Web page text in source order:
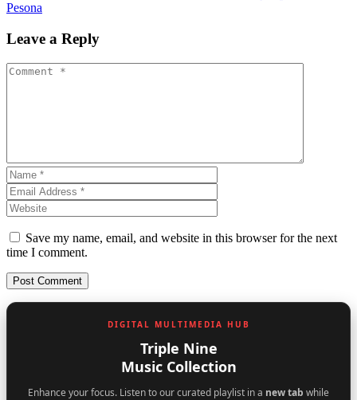
Pesona
Leave a Reply
Save my name, email, and website in this browser for the next
time I comment.
DIGITAL MULTIMEDIA HUB
Triple Nine
Music Collection
Enhance your focus. Listen to our curated playlist in a new tab while